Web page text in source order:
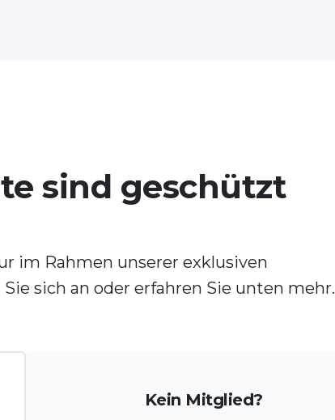
sind geschützt
im Rahmen unserer exklusiven
sich an oder erfahren Sie unten mehr.
Kein Mitglied?